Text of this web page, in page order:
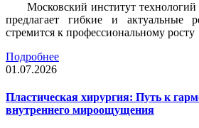
Московский институт
предлагает гибкие и актуальные
стремится к профессиональному росту
Подробнее
01.07.2026
Пластическая хирургия: Путь к
внутреннего мироощущения